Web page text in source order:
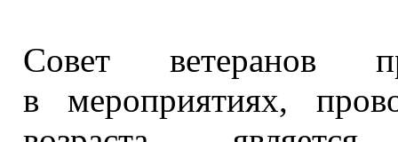
Совет ветеранов
в мероприятиях,